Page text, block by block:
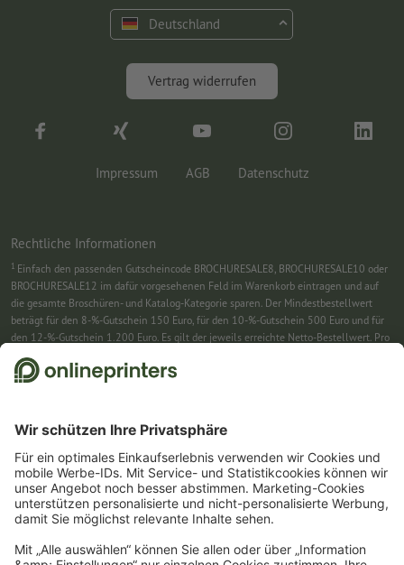
Deutschland
Vertrag widerrufen
Impressum AGB Datenschutz
Rechtliche Informationen
1 Einfach den passenden Gutscheincode BROCHURESALE8, BROCHURESALE10 oder
BROCHURESALE12 im dafür vorgesehenen Feld im Warenkorb eintragen und auf
die gesamte Broschüren- und Katalog-Kategorie sparen. Der Mindestbestellwert
beträgt für den 8-%-Gutschein 150 Euro, für den 10-%-Gutschein 500 Euro und für
den 12-%-Gutschein 1.200 Euro. Es gilt der jeweils erreichte Netto-Bestellwert. Pro
Bestellung ist nur ein Gutscheincode einlösbar. Mehrfach einlösbar. Keine
Barauszahlung. Nicht mit weiteren Aktionen kombinierbar. Die Aktion gilt bis
einen Klick bestätigen. Erst dann senden wir Ihnen den Rabattcode und künftig
unseren Newsletter zu. Natürlich können Sie sich jederzeit swieder abmelden.
Maximale Höhe des Rabatts: 150 € des Bestellwerts (netto). Einmalig einlösbar.
Kein Mindestbestellwert. Keine Barauszahlung. Nicht mit weiteren Aktionen oder
Gutscheincodes kombinierbar.Der Gutschein ist nach Erhalt sechs Wochen gültig.
Warenkorb eintragen und auf ausgewählte Produkte sparen. Kein